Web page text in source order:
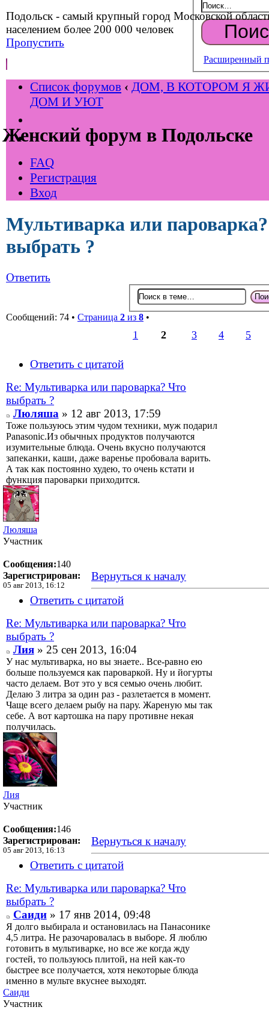
Подольск - самый крупный город Московской
населением более 200 000 человек
Пропустить
Женский форум в Подольске
Расширенный
Список форумов ‹ ДОМ, В КОТОРОМ Я
ДОМ И УЮТ
FAQ
Регистрация
Вход
Мультиварка или
выбрать ?
Ответить
Сообщений: 74 • Страница 2 из 8 •
1 2 3 4 5
Ответить с цитатой
Re: Мультиварка или пароварка? Что
выбрать ?
Люляша» 12 авг 2013, 17:59
Тоже пользуюсь этим чудом техники, муж подарил
Panasonic.Из обычных продуктов получаются
изумительные блюда. Очень вкусно получаются
запеканки, каши, даже варенье пробовала варить.
А так как постоянно худею, то очень кстати и
функция пароварки приходится.
Люляша
Участник
Сообщения:140
Зарегистрирован:
05 авг 2013, 16:12
Вернуться к началу
Ответить с цитатой
Re: Мультиварка или пароварка? Что
выбрать ?
Лия» 25 сен 2013, 16:04
У нас мультиварка, но вы знаете.. Все-равно ею
больше пользуемся как пароваркой. Ну и йогурты
часто делаем. Вот это у вся семью очень любит.
Делаю 3 литра за один раз - разлетается в момент.
Чаще всего делаем рыбу на пару. Жареную мы так
себе. А вот картошка на пару противне некая
получилась.
Лия
Участник
Сообщения:146
Зарегистрирован:
05 авг 2013, 16:13
Вернуться к началу
Ответить с цитатой
Re: Мультиварка или пароварка? Что
выбрать ?
Саиди» 17 янв 2014, 09:48
Я долго выбирала и остановилась на Панасонике
4,5 литра. Не разочаровалась в выборе. Я люблю
готовить в мультиварке, но все же когда жду
гостей, то пользуюсь плитой, на ней как-то
быстрее все получается, хотя некоторые блюда
именно в мульте вкуснее выходят.
Саиди
Участник